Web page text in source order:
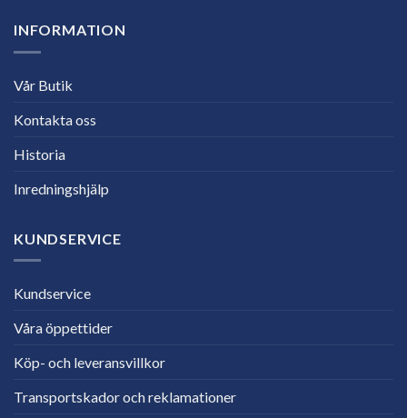
INFORMATION
Vår Butik
Kontakta oss
Historia
Inredningshjälp
KUNDSERVICE
Kundservice
Våra öppettider
Köp- och leveransvillkor
Transportskador och reklamationer